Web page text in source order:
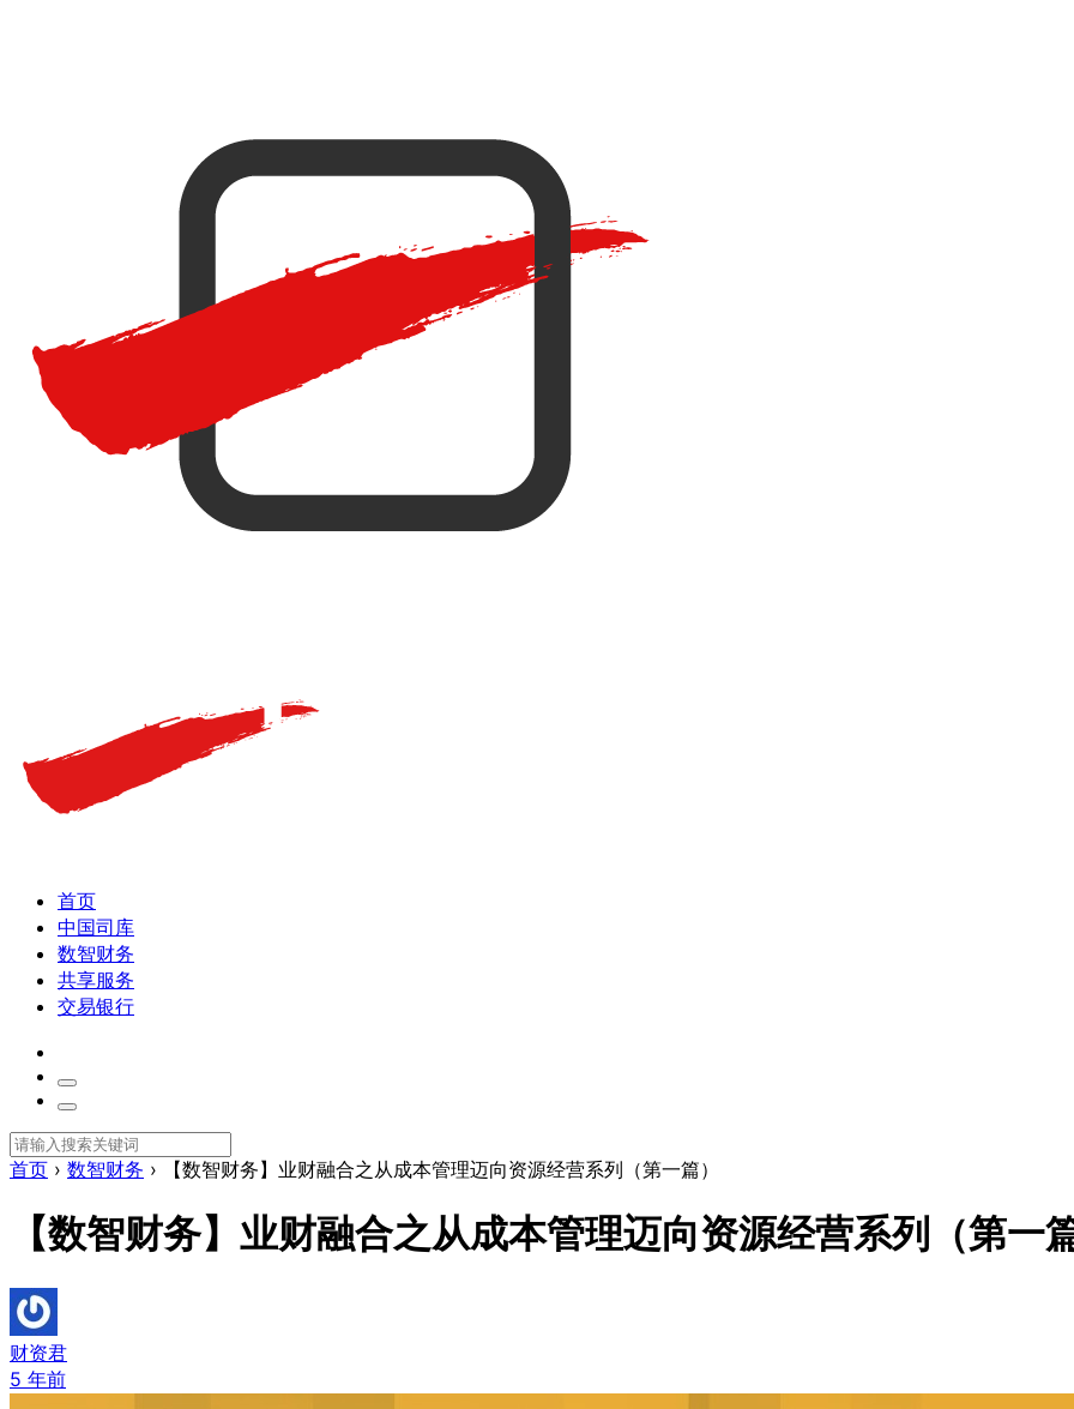
首页
中国司库
数智财务
共享服务
交易银行
首页 › 数智财务 › 【数智财务】业财融合之从成本管理迈向资源经营系列（第一篇）
【数智财务】业财融合之从成本管理迈向资源经营系列（第一
财资君
5 年前